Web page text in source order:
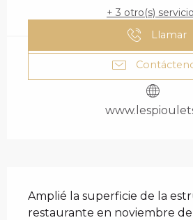
+ 3 otro(s)
Llamar
Amplié la superficie de la
restaurante en noviembre de